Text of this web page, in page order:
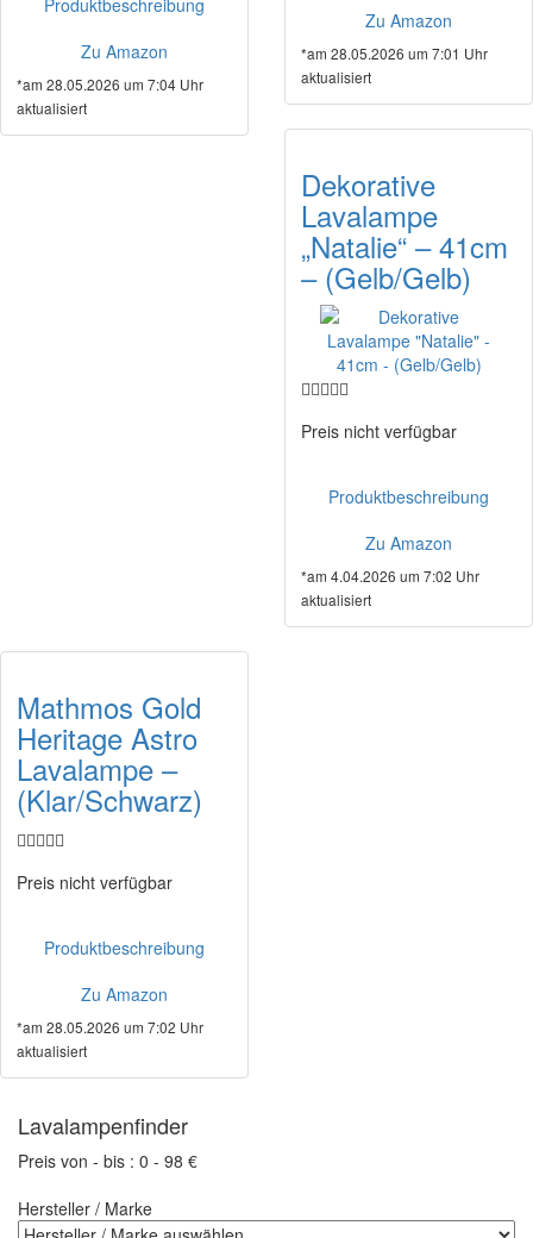
Zu Amazon
*am 28.05.2026 um 7:04 Uhr
aktualisiert
Zu Amazon
*am 28.05.2026 um 7:01 Uhr
aktualisiert
Dekorative
Lavalampe
„Natalie“ – 41cm
– (Gelb/Gelb)
Preis nicht verfügbar
Produktbeschreibung
Zu Amazon
*am 4.04.2026 um 7:02 Uhr
aktualisiert
Mathmos Gold
Heritage Astro
Lavalampe –
(Klar/Schwarz)
Preis nicht verfügbar
Produktbeschreibung
Zu Amazon
*am 28.05.2026 um 7:02 Uhr
aktualisiert
Lavalampenfinder
Preis von - bis : 0 - 98 €
Hersteller / Marke